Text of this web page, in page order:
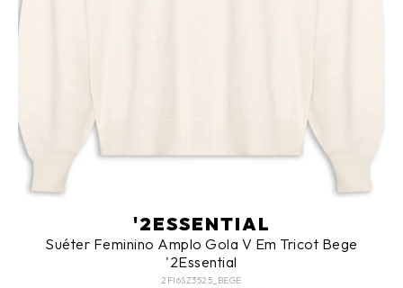
'2ESSENTIAL
Suéter Feminino Amplo Gola V Em Tricot Bege
'2Essential
2FI6SZ3525_BEGE